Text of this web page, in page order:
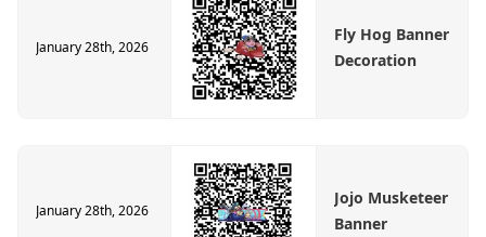
January 28th, 2026
Fly Hog Banner
Decoration
January 28th, 2026
Jojo Musketeer
Banner